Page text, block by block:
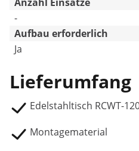
-
Aufbau erforderlich
Ja
Lieferumfang
Edelstahltisch RCWT-
Montagematerial